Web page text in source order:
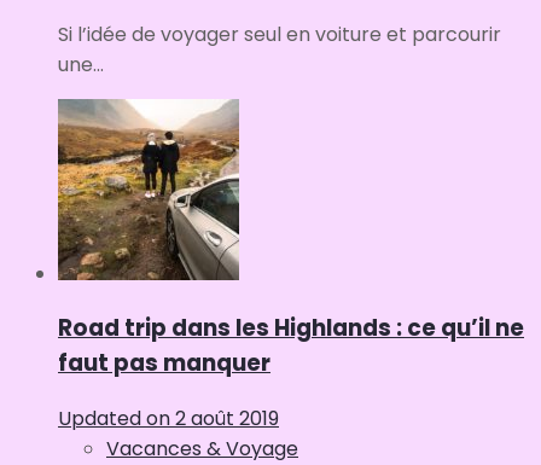
Si l’idée de voyager seul en voiture et parcourir
une...
Road trip dans les Highlands : ce qu’il ne
faut pas manquer
Updated on2 août 2019
Vacances & Voyage